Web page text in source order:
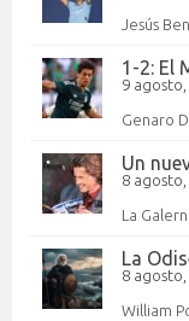
Jesús
1-2: El
9 agosto,
Genaro
Un
8 agosto,
La
La
8 agosto,
William